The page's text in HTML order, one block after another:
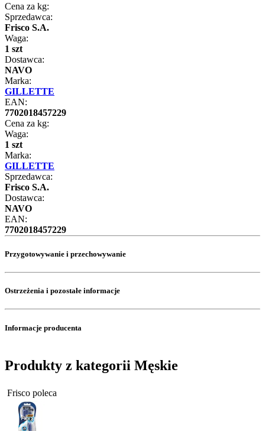
Cena za kg:
Sprzedawca:
Frisco S.A.
Waga:
1 szt
Dostawca:
NAVO
Marka:
GILLETTE
EAN:
7702018457229
Cena za kg:
Waga:
1 szt
Marka:
GILLETTE
Sprzedawca:
Frisco S.A.
Dostawca:
NAVO
EAN:
7702018457229
Przygotowywanie i przechowywanie
Ostrzeżenia i pozostałe informacje
Informacje producenta
Produkty z kategorii Męskie
Frisco poleca